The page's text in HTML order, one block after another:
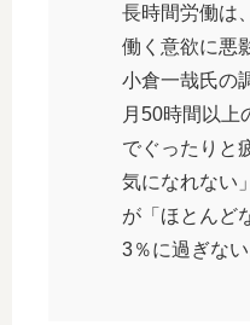
長時間労働は
働く意欲に悪
小倉一哉氏の
月50時間以上
でぐったりと
気になれない
が「ほとんど
3％に過ぎない